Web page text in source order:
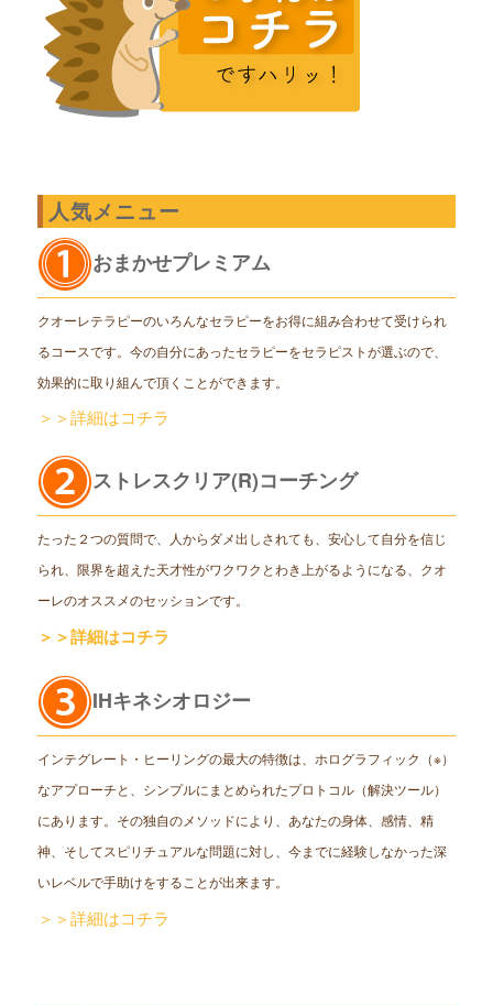
人気メニュー
おまかせプレミアム
クオーレテラピーのいろんなセラピーをお得に組み合わせて受けられ
るコースです。今の自分にあったセラピーをセラピストが選ぶので、
効果的に取り組んで頂くことができます。
＞＞詳細はコチラ
ストレスクリア(R)コーチング
たった２つの質問で、人からダメ出しされても、安心して自分を信じ
られ、限界を超えた天才性がワクワクとわき上がるようになる、クオ
ーレのオススメのセッションです。
＞＞詳細はコチラ
IHキネシオロジー
インテグレート・ヒーリングの最大の特徴は、ホログラフィック（※）
なアプローチと、シンプルにまとめられたプロトコル（解決ツール）
にあります。その独自のメソッドにより、あなたの身体、感情、精
神、そしてスピリチュアルな問題に対し、今までに経験しなかった深
いレベルで手助けをすることが出来ます。
＞＞詳細はコチラ